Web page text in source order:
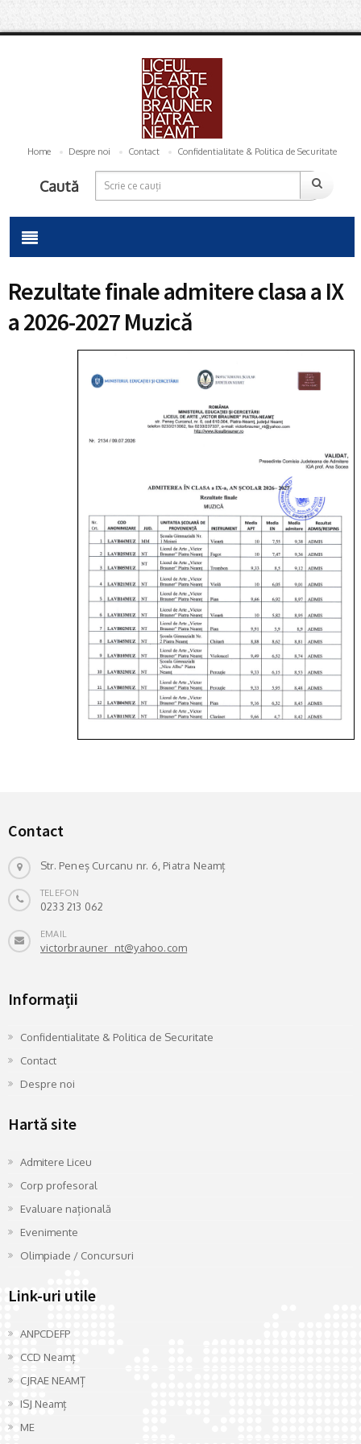
Home Despre noi Contact Confidentialitate & Politica de Securitate
Caută
Rezultate finale admitere clasa a IX
a 2026-2027 Muzică
Contact
Str. Peneș Curcanu nr. 6, Piatra Neamț
TELEFON
0233 213 062
EMAIL
victorbrauner_nt@yahoo.com
Informații
Confidentialitate & Politica de Securitate
Contact
Despre noi
Hartă site
Admitere Liceu
Corp profesoral
Evaluare națională
Evenimente
Olimpiade / Concursuri
Link-uri utile
ANPCDEFP
CCD Neamț
CJRAE NEAMȚ
ISJ Neamț
ME